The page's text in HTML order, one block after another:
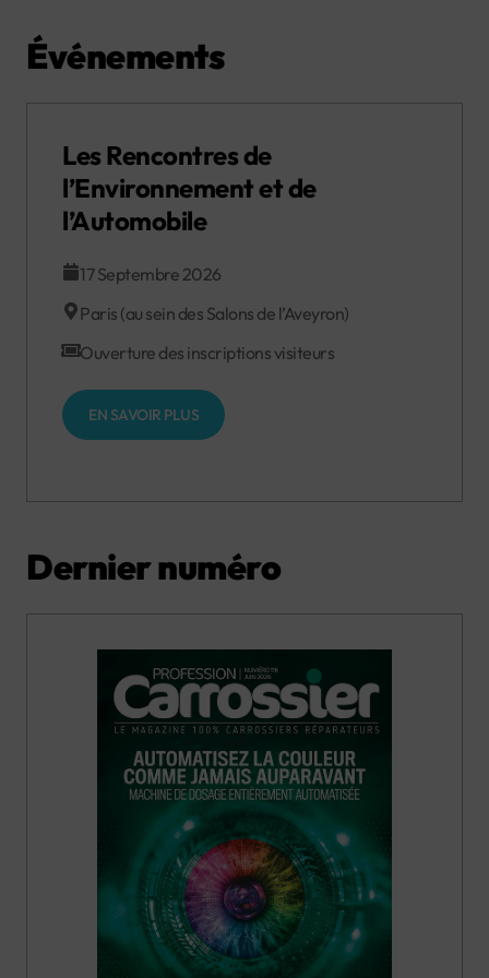
Événements
Les Rencontres de
l’Environnement et de
l’Automobile
17 Septembre 2026
Paris (au sein des Salons de l’Aveyron)
Ouverture des inscriptions visiteurs
EN SAVOIR PLUS
Dernier numéro